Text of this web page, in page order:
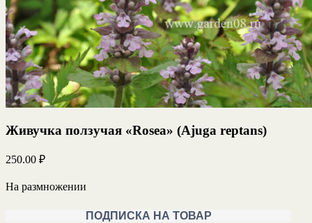
Живучка ползучая «Rosea» (Ajuga reptans)
250.00 ₽
На размножении
ПОДПИСКА НА ТОВАР